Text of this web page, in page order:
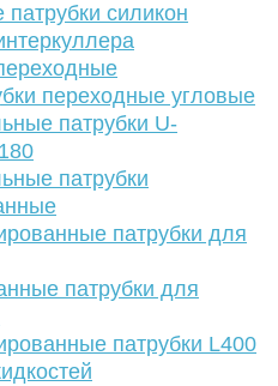
силикон
переходные угловые
патрубки U-
патрубки
патрубки для
патрубки для
патрубки L400